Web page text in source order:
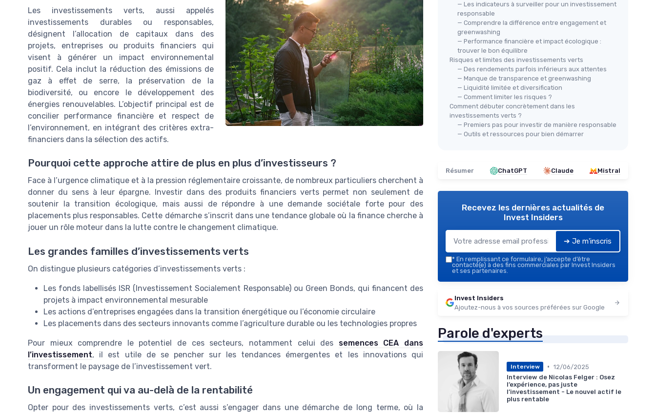
Les investissements verts, aussi appelés
investissements durables ou responsables,
désignent l’allocation de capitaux dans des
projets, entreprises ou produits financiers qui
visent à générer un impact environnemental
positif. Cela inclut la réduction des émissions de
gaz à effet de serre, la préservation de la
biodiversité, ou encore le développement des
énergies renouvelables. L’objectif principal est de
concilier performance financière et respect de
l’environnement, en intégrant des critères extra-
financiers dans la sélection des actifs.
Pourquoi cette approche attire de plus en plus d’investisseurs ?
Face à l’urgence climatique et à la pression réglementaire croissante, de nombreux particuliers cherchent à
donner du sens à leur épargne. Investir dans des produits financiers verts permet non seulement de
soutenir la transition écologique, mais aussi de répondre à une demande sociétale forte pour des
placements plus responsables. Cette démarche s’inscrit dans une tendance globale où la finance cherche à
jouer un rôle moteur dans la lutte contre le changement climatique.
Les grandes familles d’investissements verts
On distingue plusieurs catégories d’investissements verts :
Les fonds labellisés ISR (Investissement Socialement Responsable) ou Green Bonds, qui financent des
projets à impact environnemental mesurable
Les actions d’entreprises engagées dans la transition énergétique ou l’économie circulaire
Les placements dans des secteurs innovants comme l’agriculture durable ou les technologies propres
Pour mieux comprendre le potentiel de ces secteurs, notamment celui des semences CEA dans
l’investissement, il est utile de se pencher sur les tendances émergentes et les innovations qui
transforment le paysage de l’investissement vert.
Un engagement qui va au-delà de la rentabilité
Opter pour des investissements verts, c’est aussi s’engager dans une démarche de long terme, où la
— Les indicateurs à surveiller pour un investissement
responsable
— Comprendre la différence entre engagement et
greenwashing
— Performance financière et impact écologique :
trouver le bon équilibre
Risques et limites des investissements verts
— Des rendements parfois inférieurs aux attentes
— Manque de transparence et greenwashing
— Liquidité limitée et diversification
— Comment limiter les risques ?
Comment débuter concrètement dans les
investissements verts ?
— Premiers pas pour investir de manière responsable
— Outils et ressources pour bien démarrer
Résumer ChatGPT Claude Mistral
Recevez les dernières actualités de
Invest Insiders
➔ Je m'inscris
* En remplissant ce formulaire, j’accepte d’être
contacté(e) à des fins commerciales par Invest Insiders
et ses partenaires.
Invest Insiders
Ajoutez-nous à vos sources préférées sur Google
Parole d'experts
Interview • 12/06/2025
Interview de Nicolas Felger : Osez
l’expérience, pas juste
l’investissement - Le nouvel actif le
plus rentable